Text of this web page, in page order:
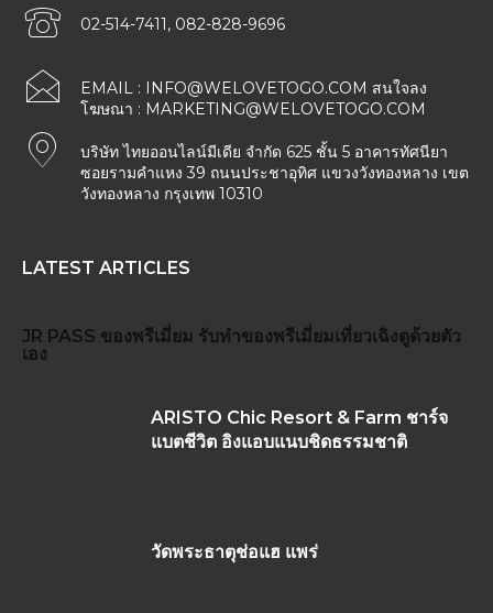
02-514-7411, 082-828-9696
EMAIL : INFO@WELOVETOGO.COM สนใจลง
โฆษณา : MARKETING@WELOVETOGO.COM
บริษัท ไทยออนไลน์มีเดีย จำกัด 625 ชั้น 5 อาคารทัศนียา
ซอยรามคำแหง 39 ถนนประชาอุทิศ แขวงวังทองหลาง เขต
วังทองหลาง กรุงเทพ 10310
LATEST ARTICLES
JR PASS ของพรีเมี่ยม รับทำของพรีเมี่ยมเที่ยวเฉิงตูด้วยตัว
เอง
ARISTO Chic Resort & Farm ชาร์จ
แบตชีวิต อิงแอบแนบชิดธรรมชาติ
วัดพระธาตุช่อแฮ แพร่